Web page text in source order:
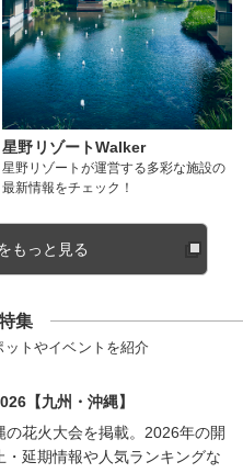
星野リゾートWalker
星野リゾートが運営する多彩な施設の
最新情報をチェック！
もっと見る
集
トやイベントを紹介
【九州・沖縄】
の花火大会を掲載。2026年の開
・延期情報や人気ランキングな